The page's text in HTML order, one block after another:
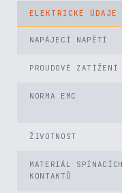
ELEKTRICKÉ ÚDAJE
NAPÁJECÍ NAPĚTÍ
PROUDOVÉ ZATÍŽENÍ
NORMA EMC
ŽIVOTNOST
MATERIÁL SPÍNACÍCH
KONTAKTŮ